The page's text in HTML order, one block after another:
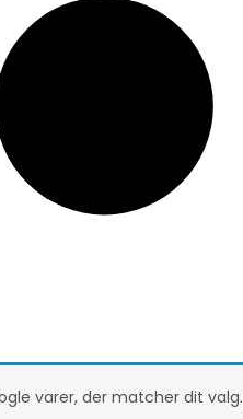
varer, der matcher dit valg.